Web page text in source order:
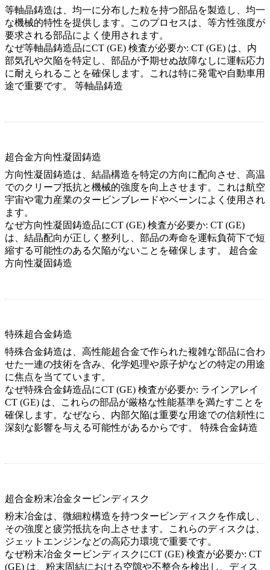
等軸晶鋳造は、均一に分布した粒を持つ部品を製造し、均一
な機械的特性を提供します。このプロセスは、等方性強度が
要求される部品によく使用されます。
なぜ等軸晶鋳造品にCT (GE) 検査が必要か: CT (GE) は、内
部気孔や欠陥を特定し、部品が予期せぬ故障なしに運転応力
に耐えられることを確保します。これは特に発電や自動車用
途で重要です。 等軸晶鋳造
超合金方向性凝固鋳造
方向性凝固鋳造は、結晶構造を特定の方向に配向させ、高温
でのクリープ抵抗と機械的強度を向上させます。これは航空
宇宙や電力産業のタービンブレードやベーンによく使用され
ます。
なぜ方向性凝固鋳造品にCT (GE) 検査が必要か: CT (GE)
は、結晶配向が正しく整列し、部品の寿命を運転負荷下で短
縮する可能性のある欠陥がないことを確保します。 超合金
方向性凝固鋳造
特殊超合金鋳造
特殊合金鋳造は、高性能超合金で作られた複雑な部品に合わ
せた一連の技術を含み、化学処理や原子炉などの特定の用途
に焦点を当てています。
なぜ特殊合金鋳造品にCT (GE) 検査が必要か: ラインアレイ
CT (GE) は、これらの部品が厳格な性能基準を満たすことを
確保します。なぜなら、内部欠陥は重要な用途での信頼性に
深刻な影響を与える可能性があるからです。 特殊合金鋳造
超合金粉末冶金タービンディスク
粉末冶金は、微細粒構造を持つタービンディスクを作成し、
その強度と疲労抵抗を向上させます。これらのディスクは、
ジェットエンジンなどの高応力環境で重要です。
なぜ粉末冶金タービンディスクにCT (GE) 検査が必要か: CT
(GE) は、粉末固結における空隙や不整合を検出し、ディス